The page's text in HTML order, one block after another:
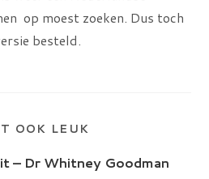
op moest zoeken. Dus toch
besteld.
OOK LEUK
– Dr Whitney Goodman